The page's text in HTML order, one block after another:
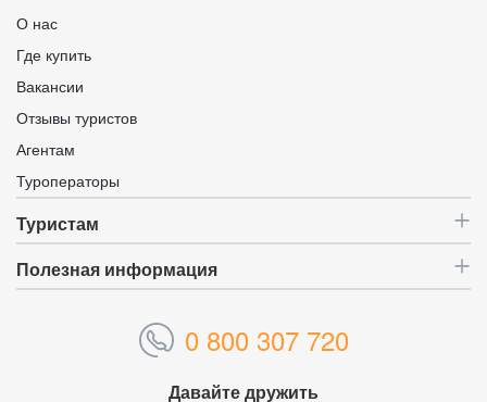
О нас
Где купить
Вакансии
Отзывы туристов
Агентам
Туроператоры
Туристам
Полезная информация
0 800 307 720
Давайте дружить